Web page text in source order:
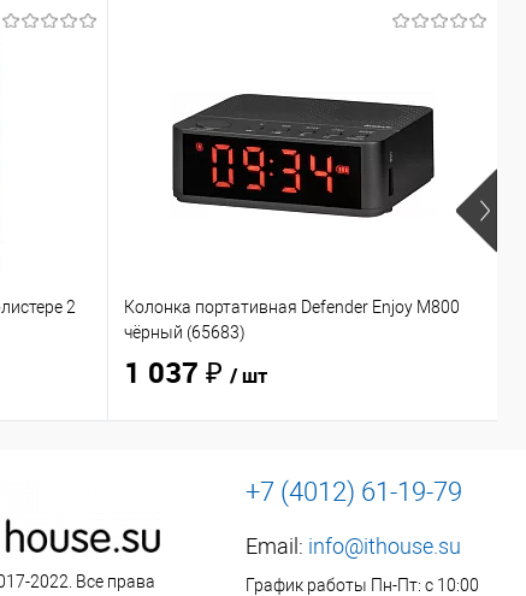
2
Колонка портативная Defender Enjoy M800
чёрный (65683)
1 037 ₽ / шт
2022. Все права
+7 (4012) 61-19-79
Email: info@ithouse.su
График работы Пн-Пт: с 10:00